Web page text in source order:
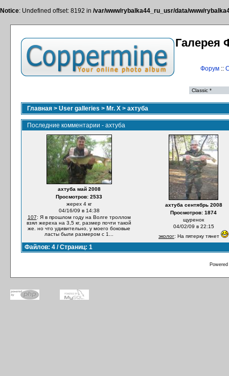
Notice: Undefined offset: 8192 in /var/www/rybalka44_ru_usr/data/www/
Галерея
Форум::
Главная > User galleries > Mr. X > ахтуба
Последние комментарии - ахтуба
ахтуба май 2008
Просмотров: 2533
жерех 4 кг
04/16/09 в 14:38
107: Я в прошлом году на Волге троллом
взял жереха на 3,5 кг, размер почти такой
же. но что удивительно, у моего боковые
ласты были размером с 1...
ахтуба сентябрь 2008
Просмотров: 1874
щуренок
04/02/09 в 22:15
эколог: На пятерку тянет
Файлов: 4 / Страниц: 1